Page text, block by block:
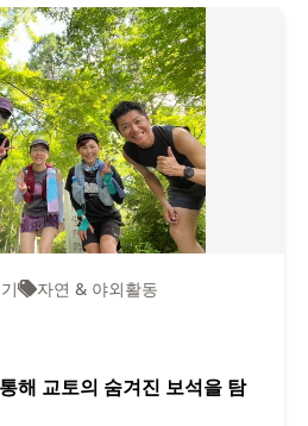
자연 & 야외활동
해 교토의 숨겨진 보석을 탐